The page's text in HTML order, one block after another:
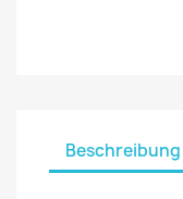
Beschreibung